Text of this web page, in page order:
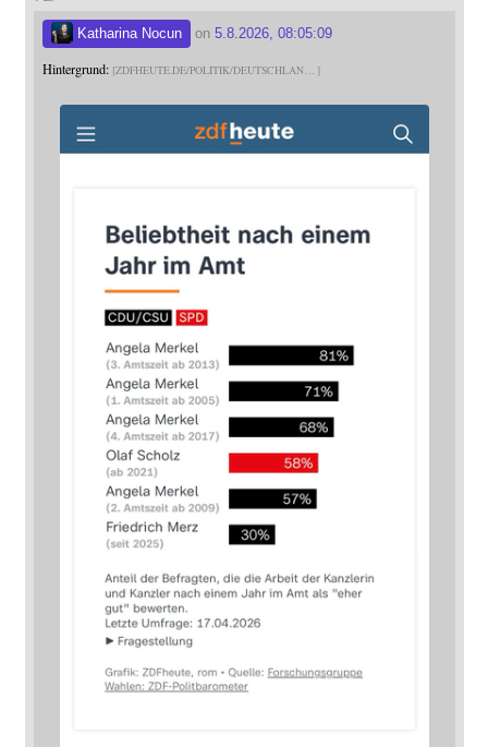
Katharina Nocun on 5.8.2026, 08:05:09
Hintergrund: ZDFHEUTE.DE/POLITIK/DEUTSCHLAN